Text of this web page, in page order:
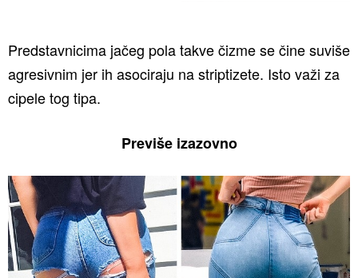
Predstavnicima jačeg pola takve čizme se čine suviše
agresivnim jer ih asociraju na striptizete. Isto važi za
cipele tog tipa.
Previše izazovno